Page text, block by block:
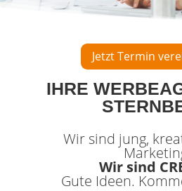
Jetzt Termin
IHRE
Wir sind jung,
Wir sind
Gute Ideen.